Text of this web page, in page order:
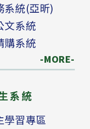
系統(亞昕)
文系統
購系統
-MORE-
系統
學習專區